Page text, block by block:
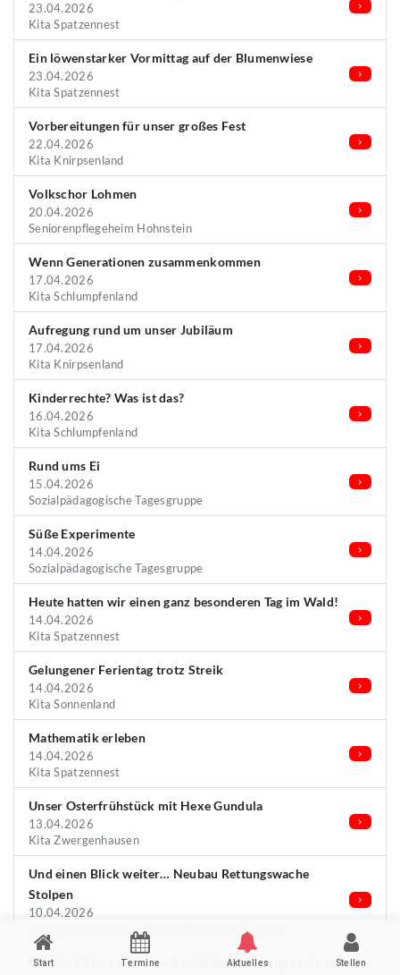
23.04.2026
Kita Spatzennest
Ein löwenstarker Vormittag auf der Blumenwiese
23.04.2026
Kita Spatzennest
Vorbereitungen für unser großes Fest
22.04.2026
Kita Knirpsenland
Volkschor Lohmen
20.04.2026
Seniorenpflegeheim Hohnstein
Wenn Generationen zusammenkommen
17.04.2026
Kita Schlumpfenland
Aufregung rund um unser Jubiläum
17.04.2026
Kita Knirpsenland
Kinderrechte? Was ist das?
16.04.2026
Kita Schlumpfenland
Rund ums Ei
15.04.2026
Sozialpädagogische Tagesgruppe
Süße Experimente
14.04.2026
Sozialpädagogische Tagesgruppe
Heute hatten wir einen ganz besonderen Tag im Wald!
14.04.2026
Kita Spatzennest
Gelungener Ferientag trotz Streik
14.04.2026
Kita Sonnenland
Mathematik erleben
14.04.2026
Kita Spatzennest
Unser Osterfrühstück mit Hexe Gundula
13.04.2026
Kita Zwergenhausen
Und einen Blick weiter… Neubau Rettungswache
Stolpen
10.04.2026
ASB Rettungsdienst-gGmbH Neustadt/Sachsen
Mal ein Blick auf unsere Baustelle: Schulungszentrum
Start Termine Aktuelles Stellen